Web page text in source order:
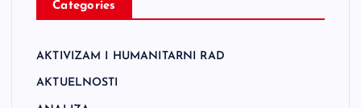
Categories
AKTIVIZAM I HUMANITARNI RAD
AKTUELNOSTI